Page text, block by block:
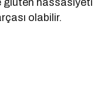
olabilir.